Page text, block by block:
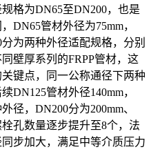
格为DN65至DN200，也是
DN65管材外径为75mm，
为两种外径适配规格，分别
壁厚系列的FRPP管材，这
键点，同一公称通径下两种
DN125管材外径140mm，
径，DN200分为200mm、
孔数量逐步提升至8个，法
步加大，满足中等介质压力